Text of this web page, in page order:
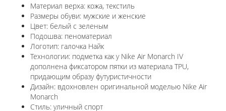
Материал верха: кожа, текстиль
Размеры обуви: мужские и женские
Цвет: белый с зеленым
Подошва: пеноматериал
Логотип: галочка Найк
Технологии: подметка как у Nike Air Monarch IV
дополнена фиксатором пятки из материала TPU,
придающим образу футуристичности
Дизайн: вдохновлен оригинальной моделью Nike Air
Monarch
Стиль: уличный спорт